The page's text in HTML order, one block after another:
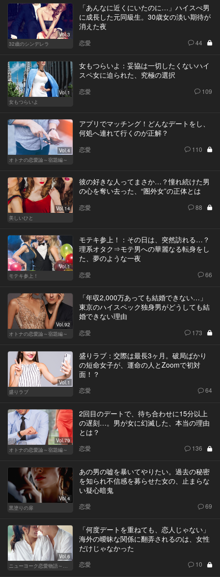
Vol.3
32歳のシンデレラ
「あんなに近くにいたのに…」ハイスぺ男
に成長した元同級生。30歳女の淡い期待が
消えた夜
恋愛 44
Vol.1
女もつらいよ
女もつらいよ：妥協は一切したくないハイ
スペ女に迫られた、究極の選択
恋愛 109
Vol.4
オトナの恋愛論～宿題編～
アプリでマッチング！どんなデートをし、
何処へ連れて行くのが正解？
恋愛 110
Vol.14
美しいひと
彼の好きな人ってまさか…？憧れ続けた男
の心を奪い去った、“圏外女”の正体とは
恋愛 88
Vol.1
モテキ参上！
モテキ参上！：その日は、突然訪れる…？
理系オタク⇒モテ男への華麗なる転身をし
た、夢のような一夜
恋愛 66
Vol.92
オトナの恋愛論～宿題編～
「年収2,000万あっても結婚できない…」
東京のハイスペック独身男がどうしても結
婚できない理由
恋愛 173
Vol.1
盛りラブ
盛りラブ：交際は最長3ヶ月。破局ばかり
の短命女子が、運命の人とZoomで初対
面！？
恋愛 64
Vol.79
オトナの恋愛論～宿題編～
2回目のデートで、待ち合わせに15分以上
の遅刻…。男が女に幻滅した、本当の理由
とは？
恋愛 136
Vol.4
黒塗りの扉
あの男の嘘を暴いてやりたい。過去の秘密
を知られ不信感を募らせた女の、止まらな
い疑心暗鬼
恋愛 69
Vol.6
ニューヨーク恋愛物語～商社マン遥斗の場合～
「何度デートを重ねても、恋人じゃない」
海外の曖昧な関係に翻弄されるのは、女性
だけじゃなかった
恋愛 10